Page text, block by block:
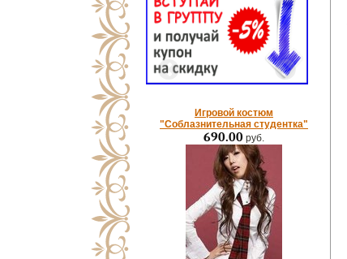
Игровой костюм
"Соблазнительная студентка"
690.00 руб.